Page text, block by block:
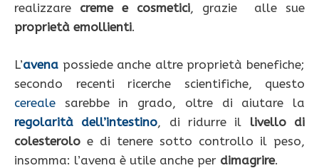
realizzare creme e cosmetici, grazie alle sue
proprietà emollienti.
L’avena possiede anche altre proprietà benefiche;
secondo recenti ricerche scientifiche, questo
cereale sarebbe in grado, oltre di aiutare la
regolarità dell’intestino, di ridurre il livello di
colesterolo e di tenere sotto controllo il peso,
insomma: l’avena è utile anche per dimagrire.